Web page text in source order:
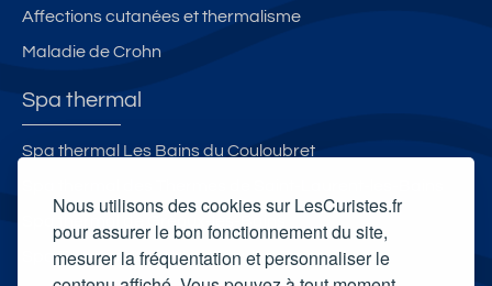
Nous utilisons des cookies sur LesCuristes.fr
pour assurer le bon fonctionnement du site,
mesurer la fréquentation et personnaliser le
Affections cutanées et thermalisme
Maladie de Crohn
Spa thermal
Spa thermal Les Bains du Couloubret
Spa Thermal Chevalley d'Aix-les-Bains